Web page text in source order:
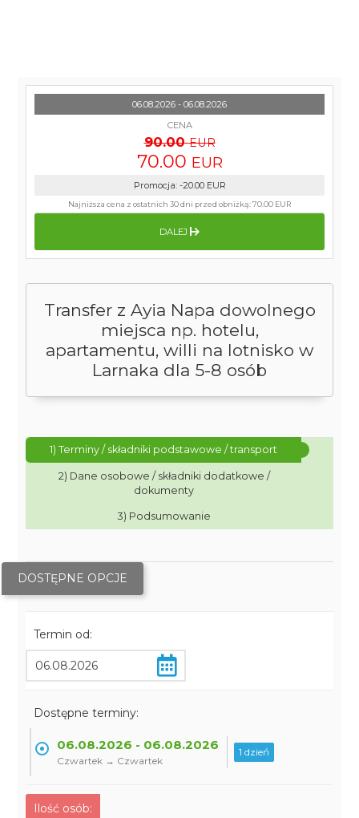
Transfer z Ayia Napa dowolnego
miejsca np. hotelu,
apartamentu, willi na lotnisko w
Larnaka dla 5-8 osób
1) Terminy / składniki podstawowe / transport
2) Dane osobowe / składniki dodatkowe /
dokumenty
3) Podsumowanie
DOSTĘPNE OPCJE
Termin od:
Dostępne terminy:
06.08.2026 - 06.08.2026
Czwartek → Czwartek
1 dzień
Ilość osób:
06.08.2026 - 06.08.2026
CENA
90.00 EUR
70.00 EUR
Promocja: -20.00 EUR
Najniższa cena z ostatnich 30 dni przed obniżką:70.00 EUR
DALEJ